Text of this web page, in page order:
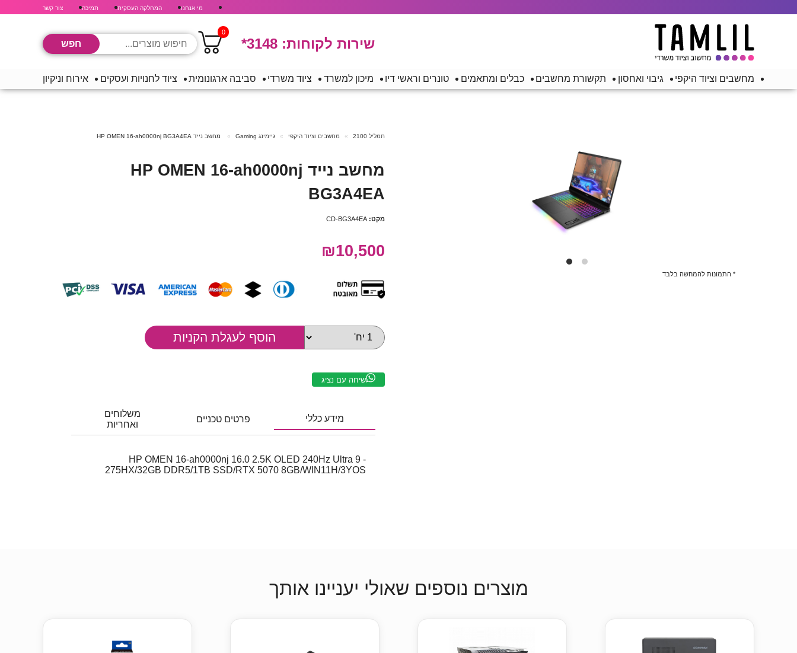
מי אנחנו המחלקה העסקית תמיכה צור קשר
שירות לקוחות: *3148
0
מחשבים וציוד היקפי גיבוי ואחסון תקשורת מחשבים כבלים ומתאמים טונרים וראשי דיו מיכון למשרד ציוד משרדי סביבה ארגונומית ציוד לחנויות ועסקים אירוח וניקיון
* התמונות להמחשה בלבד
תמליל 2100 מחשבים וציוד היקפי גיימינג Gaming מחשב נייד HP OMEN 16-ah0000nj BG3A4EA
מחשב נייד HP OMEN 16-ah0000nj
BG3A4EA
מקט: CD-BG3A4EA
₪10,500
שיחה עם נציג
מידע כללי פרטים טכניים
משלוחים
ואחריות
HP OMEN 16-ah0000nj 16.0 2.5K OLED 240Hz Ultra 9 -
275HX/32GB DDR5/1TB SSD/RTX 5070 8GB/WIN11H/3YOS
מוצרים נוספים שאולי יעניינו אותך